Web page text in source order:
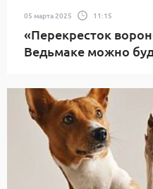
05 марта 2025 11:15
«Перекресток
Ведьмаке можно